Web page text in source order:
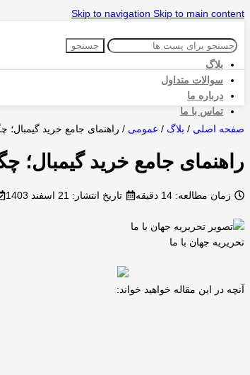
Skip to navigation Skip to main content
جستجو
بلاگ
سوالات متداول
درباره ما
تماس با ما
صفحه اصلی / بلاگ / عمومی / راهنمای جامع خرید
راهنمای جامع خرید گیمبال؛
زمان مطالعه: 14 دقیقه تاریخ انتشار: 21 اسفند 1403
تحریریه جهان با ما
آنچه در این مقاله خواهید خواند: